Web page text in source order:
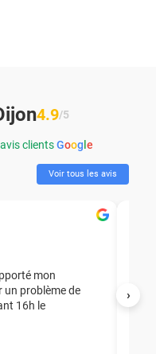
›
4.9/5
clientsGoog e
Voir tous les avis
mon
un problème de
16h le